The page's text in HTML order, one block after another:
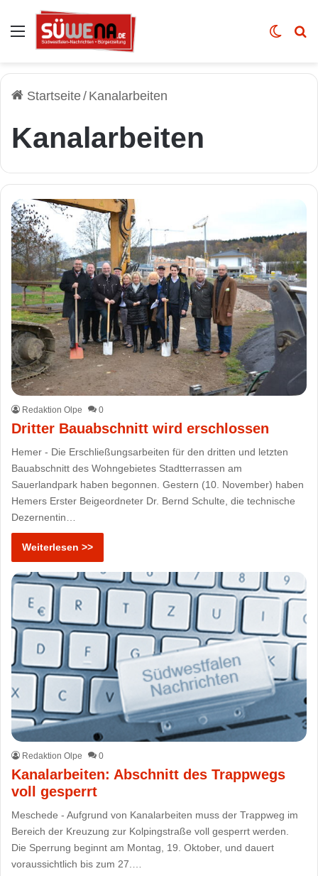
Auswahl Skin
Startseite/ Kanalarbeiten
Kanalarbeiten
Redaktion Olpe 0
Dritter Bauabschnitt wird erschlossen
Hemer - Die Erschließungsarbeiten für den dritten und letzten
Bauabschnitt des Wohngebietes Stadtterrassen am
Sauerlandpark haben begonnen. Gestern (10. November) haben
Hemers Erster Beigeordneter Dr. Bernd Schulte, die technische
Dezernentin…
Weiterlesen >>
Redaktion Olpe 0
Kanalarbeiten: Abschnitt des Trappwegs
voll gesperrt
Meschede - Aufgrund von Kanalarbeiten muss der Trappweg im
Bereich der Kreuzung zur Kolpingstraße voll gesperrt werden.
Die Sperrung beginnt am Montag, 19. Oktober, und dauert
voraussichtlich bis zum 27.…